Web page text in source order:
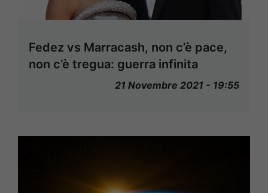
Fedez vs Marracash, non c’è pace,
non c’è tregua: guerra infinita
21 Novembre 2021 - 19:55